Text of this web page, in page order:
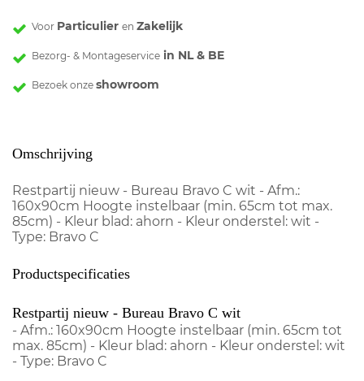
Voor Particulier en Zakelijk
Bezorg- & Montageservice in NL & BE
Bezoek onze showroom
Omschrijving
Restpartij nieuw - Bureau Bravo C wit - Afm.:
160x90cm Hoogte instelbaar (min. 65cm tot max.
85cm) - Kleur blad: ahorn - Kleur onderstel: wit -
Type: Bravo C
Productspecificaties
Restpartij nieuw - Bureau Bravo C wit
- Afm.: 160x90cm Hoogte instelbaar (min. 65cm tot
max. 85cm) - Kleur blad: ahorn - Kleur onderstel: wit
- Type: Bravo C